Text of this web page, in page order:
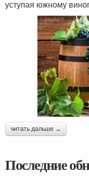
уступая южному
читать дальше →
Последние